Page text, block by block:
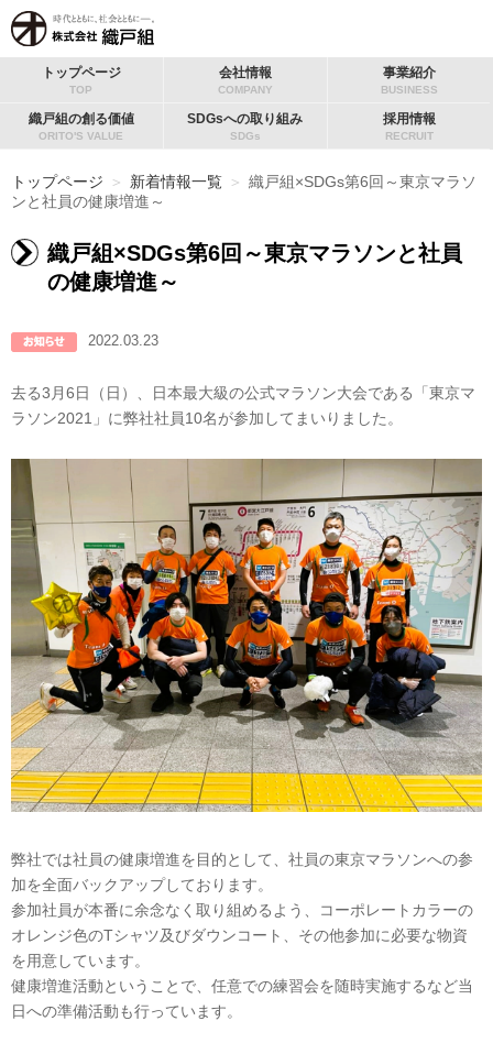
トップページ
TOP
会社情報
COMPANY
事業紹介
BUSINESS
織戸組の創る価値
ORITO'S VALUE
SDGsへの取り組み
SDGs
採用情報
RECRUIT
トップページ ＞ 新着情報一覧 ＞ 織戸組×SDGs第6回～東京マラソ
ンと社員の健康増進～
織戸組×SDGs第6回～東京マラソンと社員
の健康増進～
2022.03.23
去る3月6日（日）、日本最大級の公式マラソン大会である「東京マ
ラソン2021」に弊社社員10名が参加してまいりました。
弊社では社員の健康増進を目的として、社員の東京マラソンへの参
加を全面バックアップしております。
参加社員が本番に余念なく取り組めるよう、コーポレートカラーの
オレンジ色のTシャツ及びダウンコート、その他参加に必要な物資
を用意しています。
健康増進活動ということで、任意での練習会を随時実施するなど当
日への準備活動も行っています。